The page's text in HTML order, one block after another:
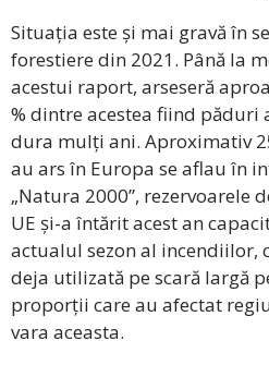
Situația este și mai gravă în
forestiere din 2021. Până la
acestui raport, arseseră
% dintre acestea fiind păduri
dura mulți ani. Aproximativ
au ars în Europa se aflau în
„Natura 2000”, rezervoarele
UE și-a întărit acest an
actualul sezon al incendiilor,
deja utilizată pe scară largă
proporții care au afectat
vara aceasta.